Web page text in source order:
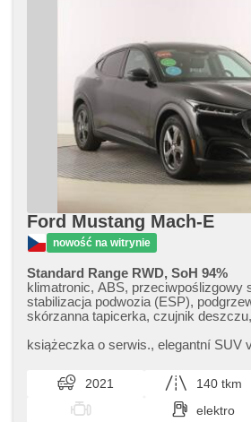
Ford Mustang Mach-E
nowość na witrynie
Standard Range RWD, SoH 94%
klimatronic, ABS, przeciwpoślizgowy
stabilizacja podwozia (ESP),
skórzanna tapicerka, czujnik
kierownica, asystent pasa ruchu,
książeczka o serwis.,​ elegantní SUV
2021 140 tkm
elektro